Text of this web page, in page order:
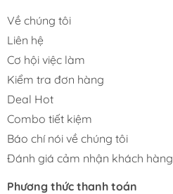
Về chúng tôi
Liên hệ
Cơ hội việc làm
Kiểm tra đơn hàng
Deal Hot
Combo tiết kiệm
Báo chí nói về chúng tôi
Đánh giá cảm nhận khách hàng
Phương thức thanh toán